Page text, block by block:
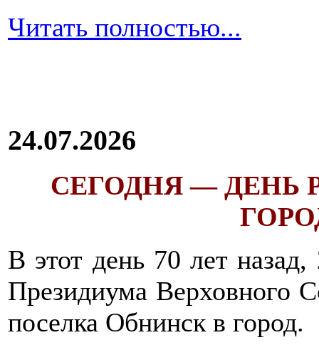
Читать полностью...
24.07.2026
СЕГОДНЯ — ДЕНЬ
В этот день 70 лет
Президиума Верховного
поселка Обнинск в город.